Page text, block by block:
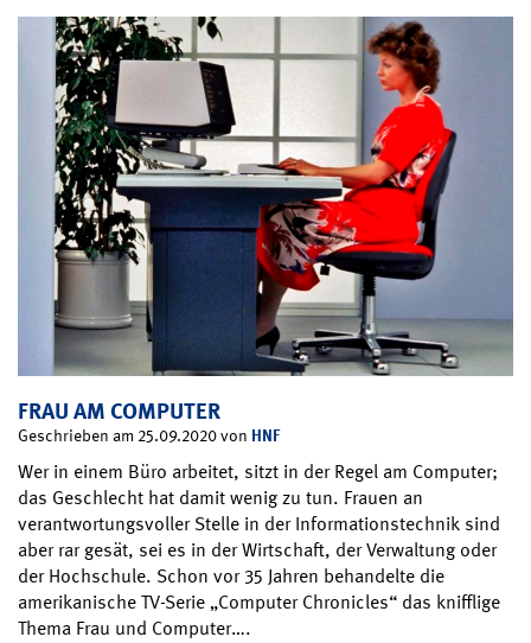
FRAU AM COMPUTER
Geschrieben am 25.09.2020 von HNF
Wer in einem Büro arbeitet, sitzt in der Regel am Computer;
das Geschlecht hat damit wenig zu tun. Frauen an
verantwortungsvoller Stelle in der Informationstechnik sind
aber rar gesät, sei es in der Wirtschaft, der Verwaltung oder
der Hochschule. Schon vor 35 Jahren behandelte die
amerikanische TV-Serie „Computer Chronicles“ das knifflige
Thema Frau und Computer….